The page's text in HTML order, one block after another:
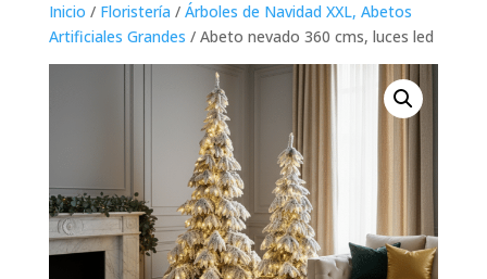
Inicio / Floristería / Árboles de Navidad XXL, Abetos
Artificiales Grandes / Abeto nevado 360 cms, luces led